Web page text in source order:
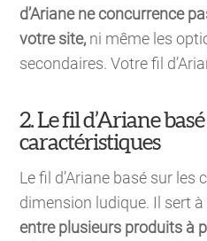
d’Ariane ne concurrence
votre site, ni même les
secondaires. Votre fil
2. Le fil d’Ariane
caractéristiques
Le fil d’Ariane basé sur
dimension ludique. Il sert à
entre plusieurs produits à